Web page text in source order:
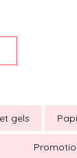
gels